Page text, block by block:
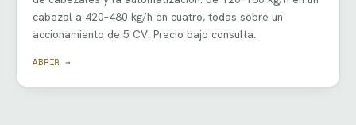
cabezal a 420–480 kg/h en cuatro, todas sobre un
accionamiento de 5 CV. Precio bajo consulta.
ABRIR →